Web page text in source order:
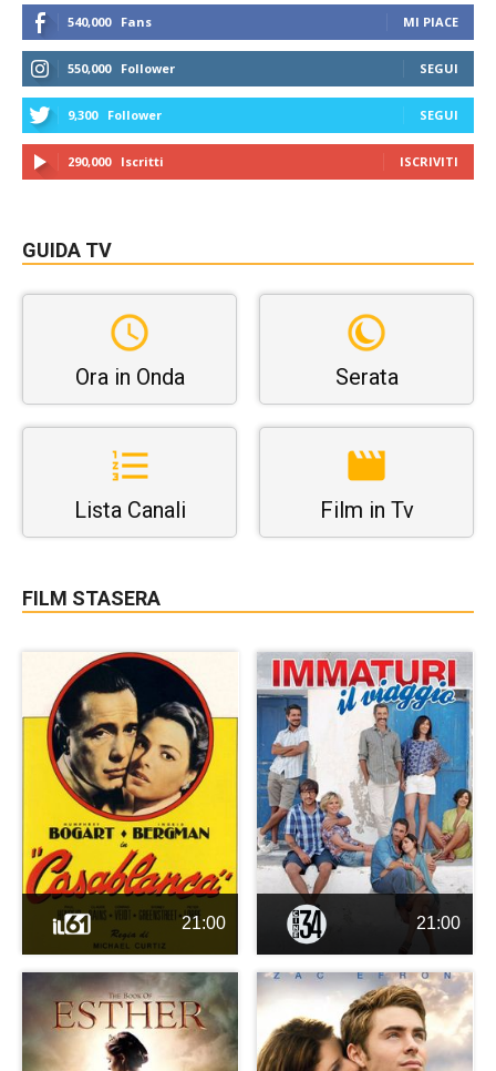
540,000 Fans MI PIACE
550,000 Follower SEGUI
9,300 Follower SEGUI
290,000 Iscritti ISCRIVITI
GUIDA TV
Ora in Onda Serata
Lista Canali Film in Tv
FILM STASERA
21:00 21:00